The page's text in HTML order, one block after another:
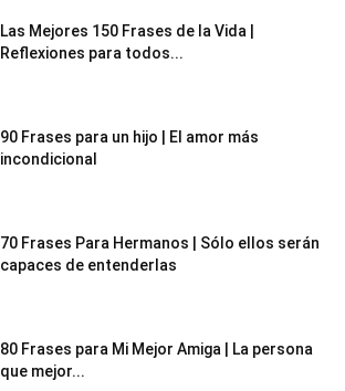
Las Mejores 150 Frases de la Vida |
Reflexiones para todos...
90 Frases para un hijo | El amor más
incondicional
70 Frases Para Hermanos | Sólo ellos serán
capaces de entenderlas
80 Frases para Mi Mejor Amiga | La persona
que mejor...